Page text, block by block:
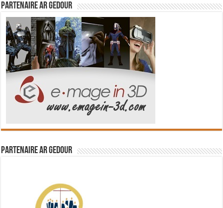
Partenaire Ar Gedour
Partenaire Ar Gedour